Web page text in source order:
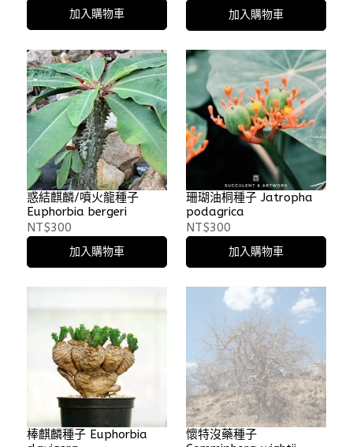
加入購物車 加入購物車
惑結麒麟/噴火龍種子
Euphorbia bergeri
NT$300
加入購物車
珊瑚油桐種子 Jatropha
podagrica
NT$300
加入購物車
棒麒麟種子 Euphorbia
懷特沒藥種子